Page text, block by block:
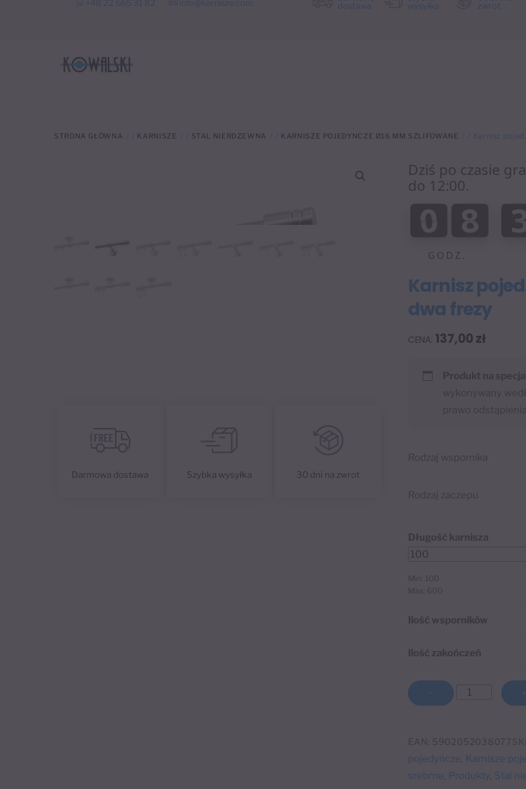
+48 22 665 31 82 info@karnisze.com dostawa wysyłka zwrot
STRONA GŁÓWNA / KARNISZE / STAL NIERDZEWNA / KARNISZE POJEDYNCZE Ø16 MM SZLIFOWANE / Karnisz
Dziś po czasie
do 12:00.
0
0 8
0
8
GODZ.
Karnisz
dwa frezy
137,00 zł
Rodzaj wspornika
Rodzaj zaczepu
Długość karnisza
Min: 100
Max: 600
Ilość wsporników
Ilość zakończeń
−
ilość
szlifowany
Ø16
mm
+
l
t
e
EAN: 5902052038077
pojedyncze Karnisze
srebrne Produkty Stal
Darmowa dostawa Szybka wysyłka 30 dni na zwrot